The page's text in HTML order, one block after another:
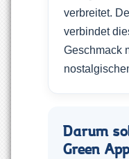
verbreitet.
verbindet
Geschmack
Darum
Green